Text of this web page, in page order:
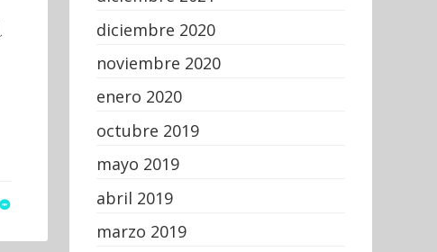
diciembre 2020
noviembre 2020
enero 2020
octubre 2019
mayo 2019
abril 2019
marzo 2019